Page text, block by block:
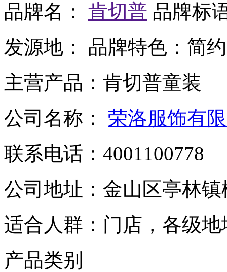
品牌名： 肯切普 品牌标
发源地：
品牌特色： 简
主营产品： 肯切普童装
公司名称： 荣洛服饰有
联系电话： 4001100778
公司地址： 金山区亭林镇
适合人群： 门店，各级
产品类别